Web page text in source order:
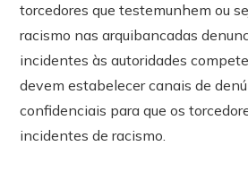
torcedores que testemunhem ou
racismo nas arquibancadas
incidentes às autoridades
devem estabelecer canais de
confidenciais para que os
incidentes de racismo.